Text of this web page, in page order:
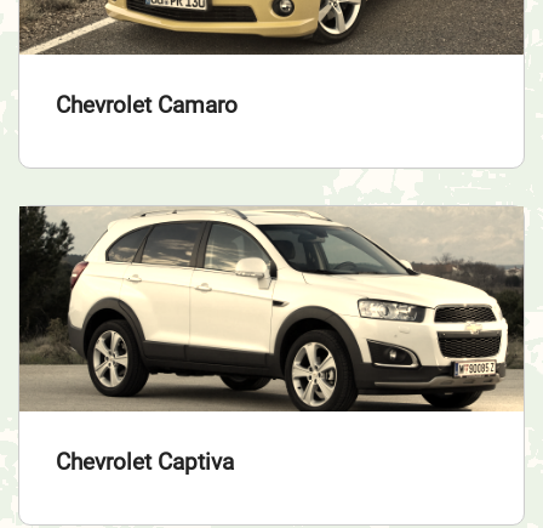
Chevrolet Camaro
Chevrolet Captiva